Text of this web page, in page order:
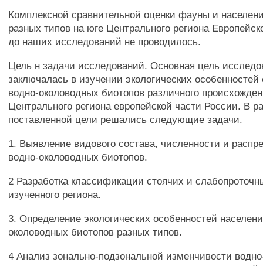
Комплексной сравнительной оценки фауны и
разных типов на юге Центрального региона
до наших исследований не проводилось.
Цель н задачи исследований. Основная цель
заключалась в изучении экологических
водно-околоводных биотопов различного
Центрального региона европейской части России. В
поставленной цели решались следующие задачи.
1. Выявление видового состава, численности и
водно-околоводных биотопов.
2 Разработка классификации стоячих и
изученного региона.
3. Определение экологических особенностей
околоводных биотопов разных типов.
4 Анализ зонально-подзональной изменчивости